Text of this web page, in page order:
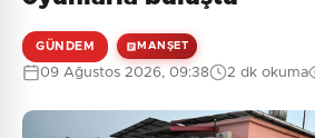
GÜNDEM MANŞET
09 Ağustos 2026, 09:38 2 dk okuma